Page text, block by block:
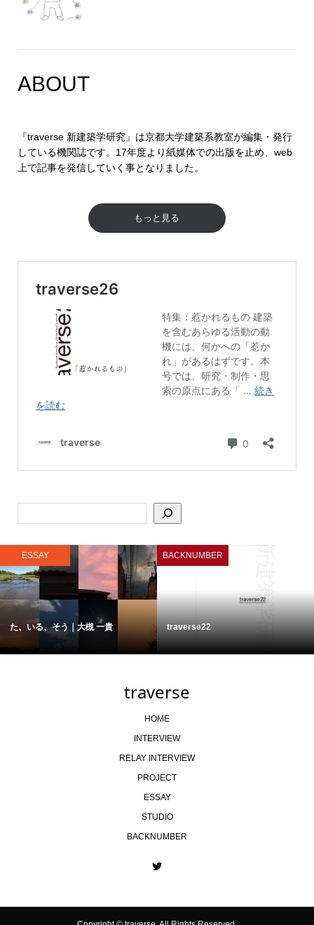
ABOUT
『traverse 新建築学研究』は京都大学建築系教室が編集・発行
している機関誌です。17年度より紙媒体での出版を止め、web
上で記事を発信していく事となりました。
もっと見る
ESSAY
た、いる、そう｜大槻 一貴
BACKNUMBER
traverse22
traverse
HOME
INTERVIEW
RELAY INTERVIEW
PROJECT
ESSAY
STUDIO
BACKNUMBER